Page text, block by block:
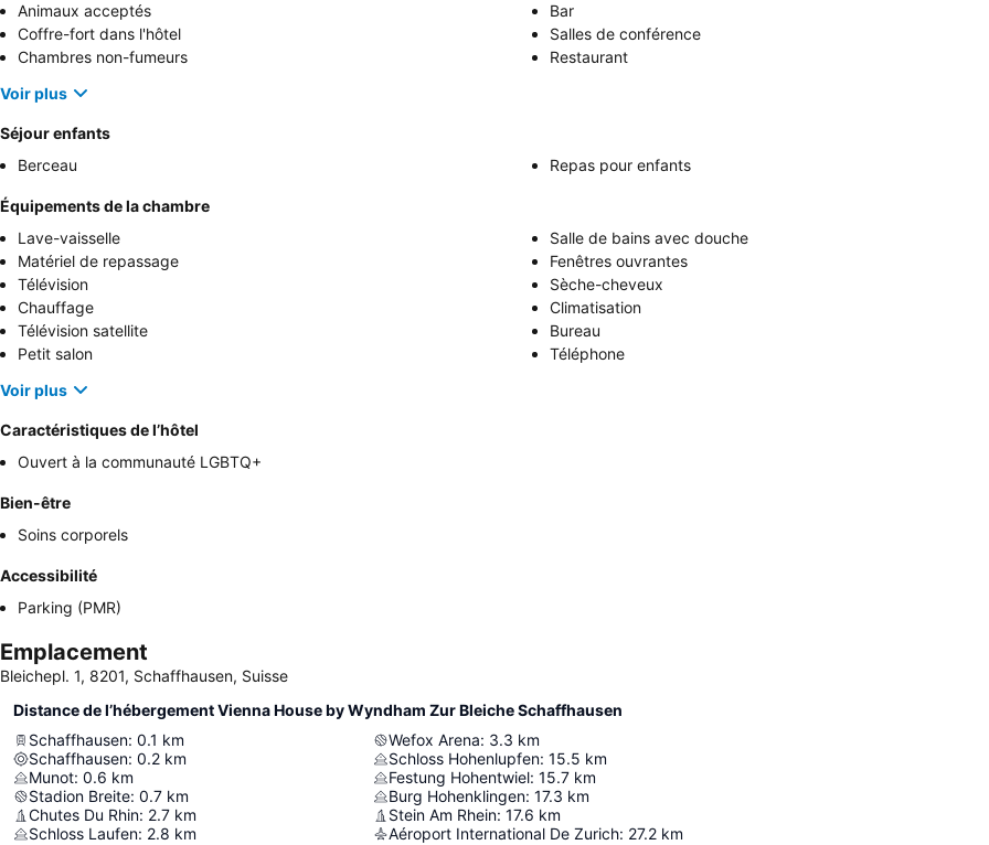
Animaux acceptés
Bar
Coffre-fort dans l'hôtel
Salles de conférence
Chambres non-fumeurs
Restaurant
Voir plus
Séjour enfants
Berceau
Repas pour enfants
Équipements de la chambre
Lave-vaisselle
Salle de bains avec douche
Matériel de repassage
Fenêtres ouvrantes
Télévision
Sèche-cheveux
Chauffage
Climatisation
Télévision satellite
Bureau
Petit salon
Téléphone
Voir plus
Caractéristiques de l’hôtel
Ouvert à la communauté LGBTQ+
Bien-être
Soins corporels
Accessibilité
Parking (PMR)
Emplacement
Bleichepl. 1, 8201, Schaffhausen, Suisse
Distance de l’hébergement Vienna House by Wyndham Zur Bleiche Schaffhausen
Schaffhausen: 0.1 km
Schaffhausen: 0.2 km
Munot: 0.6 km
Stadion Breite: 0.7 km
Chutes Du Rhin: 2.7 km
Schloss Laufen: 2.8 km
Wefox Arena: 3.3 km
Schloss Hohenlupfen: 15.5 km
Festung Hohentwiel: 15.7 km
Burg Hohenklingen: 17.3 km
Stein Am Rhein: 17.6 km
Aéroport International De Zurich: 27.2 km